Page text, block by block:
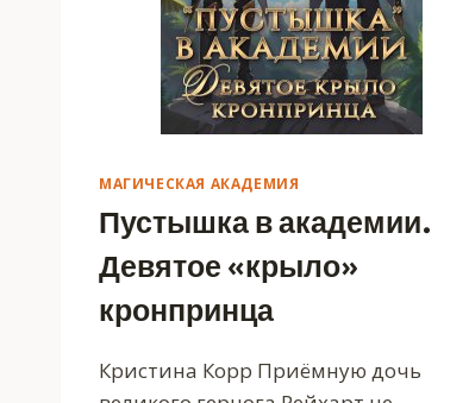
МАГИЧЕСКАЯ АКАДЕМИЯ
Пустышка в академии.
Девятое «крыло»
кронпринца
Кристина Корр Приёмную дочь